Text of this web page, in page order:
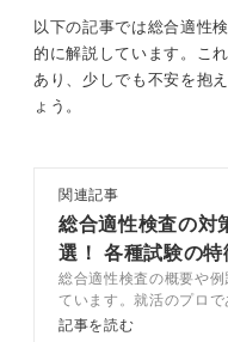
0
がどういうものか、ま
私からは2つのアドバ
まず就活テストセンタ
みましょう。
そして就活テストセン
以下の記事では総合適性
的に解説しています。こ
あり、少しでも不安を抱
ょう。
関連記事
総合適性検査の対
選！ 各種試験の特
に解説
総合適性検査の概要や例
ています。就活のプロで
アコンサルタントに具体
記事を読む